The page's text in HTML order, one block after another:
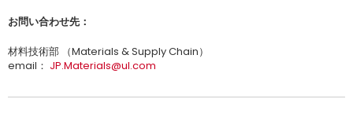
お問い合わせ先：
材料技術部 （Materials & Supply Chain）
email： JP.Materials@ul.com